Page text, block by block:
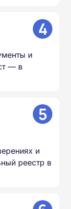
4
и
— в
5
и
реестр в